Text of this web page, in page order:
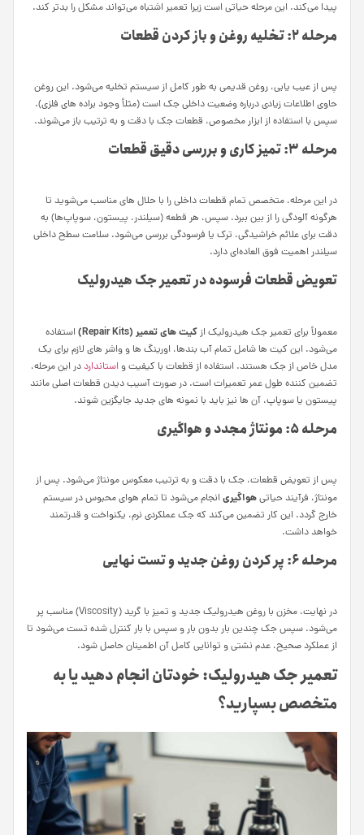
پیدا می‌کند. این مرحله حیاتی است زیرا تعمیر اشتباه می‌تواند مشکل را بدتر کند.
مرحله ۲: تخلیه روغن و باز کردن قطعات
پس از عیب‌ یابی، روغن قدیمی به طور کامل از سیستم تخلیه می‌شود. این روغن
حاوی اطلاعات زیادی درباره وضعیت داخلی جک است (مثلاً وجود براده‌ های فلزی).
سپس با استفاده از ابزار مخصوص، قطعات جک با دقت و به ترتیب باز می‌شوند.
مرحله ۳: تمیز کاری و بررسی دقیق قطعات
در این مرحله، متخصص تمام قطعات داخلی را با حلال‌ های مناسب می‌شوید تا
هرگونه آلودگی را از بین ببرد. سپس، هر قطعه (سیلندر، پیستون، سوپاپ‌ها) به
دقت برای علائم خراشیدگی، ترک یا فرسودگی بررسی می‌شود. سلامت سطح داخلی
سیلندر اهمیت فوق‌ العاده‌ای دارد.
تعویض قطعات فرسوده در تعمیر جک هیدرولیک
معمولاً برای تعمیر جک هیدرولیک ازکیت‌ های تعمیر (Repair Kits)
استفاده
می‌شود. این کیت‌ ها شامل تمام آب‌ بندها، اورینگ‌ ها و واشر های لازم برای یک
مدل خاص از جک هستند. استفاده از قطعات با کیفیت واستاندارددر این مرحله،
تضمین‌ کننده طول عمر تعمیرات است. در صورت آسیب دیدن قطعات اصلی مانند
پیستون یا سوپاپ، آن‌ ها نیز باید با نمونه‌ های جدید جایگزین شوند.
مرحله ۵: مونتاژ مجدد و هواگیری
پس از تعویض قطعات، جک با دقت و به ترتیب معکوس مونتاژ می‌شود. پس از
مونتاژ، فرآیند حیاتیهواگیریانجام می‌شود تا تمام هوای محبوس در سیستم
خارج گردد. این کار تضمین می‌کند که جک عملکردی نرم، یکنواخت و قدرتمند
خواهد داشت.
مرحله ۶: پر کردن روغن جدید و تست نهایی
در نهایت، مخزن با روغن هیدرولیک جدید و تمیز با گرید (Viscosity) مناسب پر
می‌شود. سپس جک چندین بار بدون بار و سپس با بار کنترل‌ شده تست می‌شود تا
از عملکرد صحیح، عدم نشتی و توانایی کامل آن اطمینان حاصل شود.
تعمیر جک هیدرولیک: خودتان انجام دهید یا به
متخصص بسپارید؟